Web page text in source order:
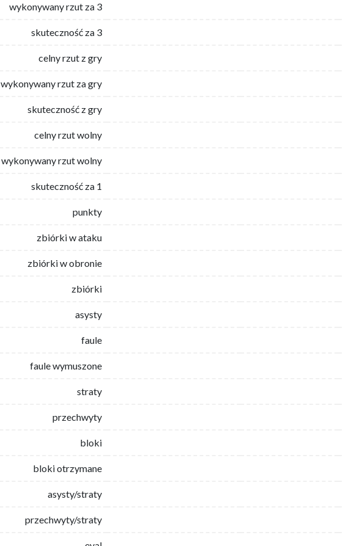
wykonywany rzut za 3
skuteczność za 3
celny rzut z gry
wykonywany rzut za gry
skuteczność z gry
celny rzut wolny
wykonywany rzut wolny
skuteczność za 1
punkty
zbiórki w ataku
zbiórki w obronie
zbiórki
asysty
faule
faule wymuszone
straty
przechwyty
bloki
bloki otrzymane
asysty/straty
przechwyty/straty